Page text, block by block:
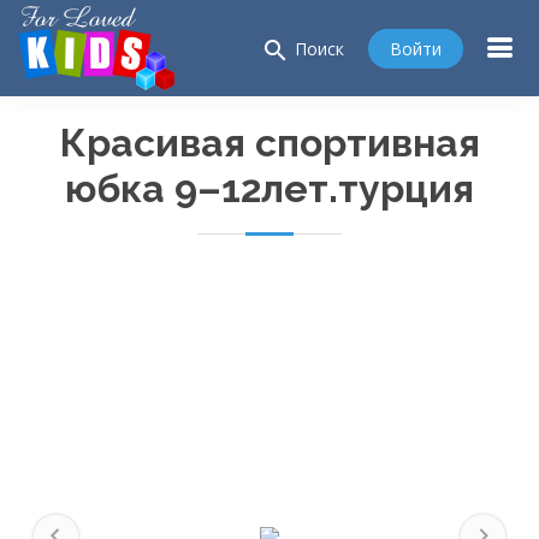
search Поиск Войти
Красивая спортивная
юбка 9–12лет.турция